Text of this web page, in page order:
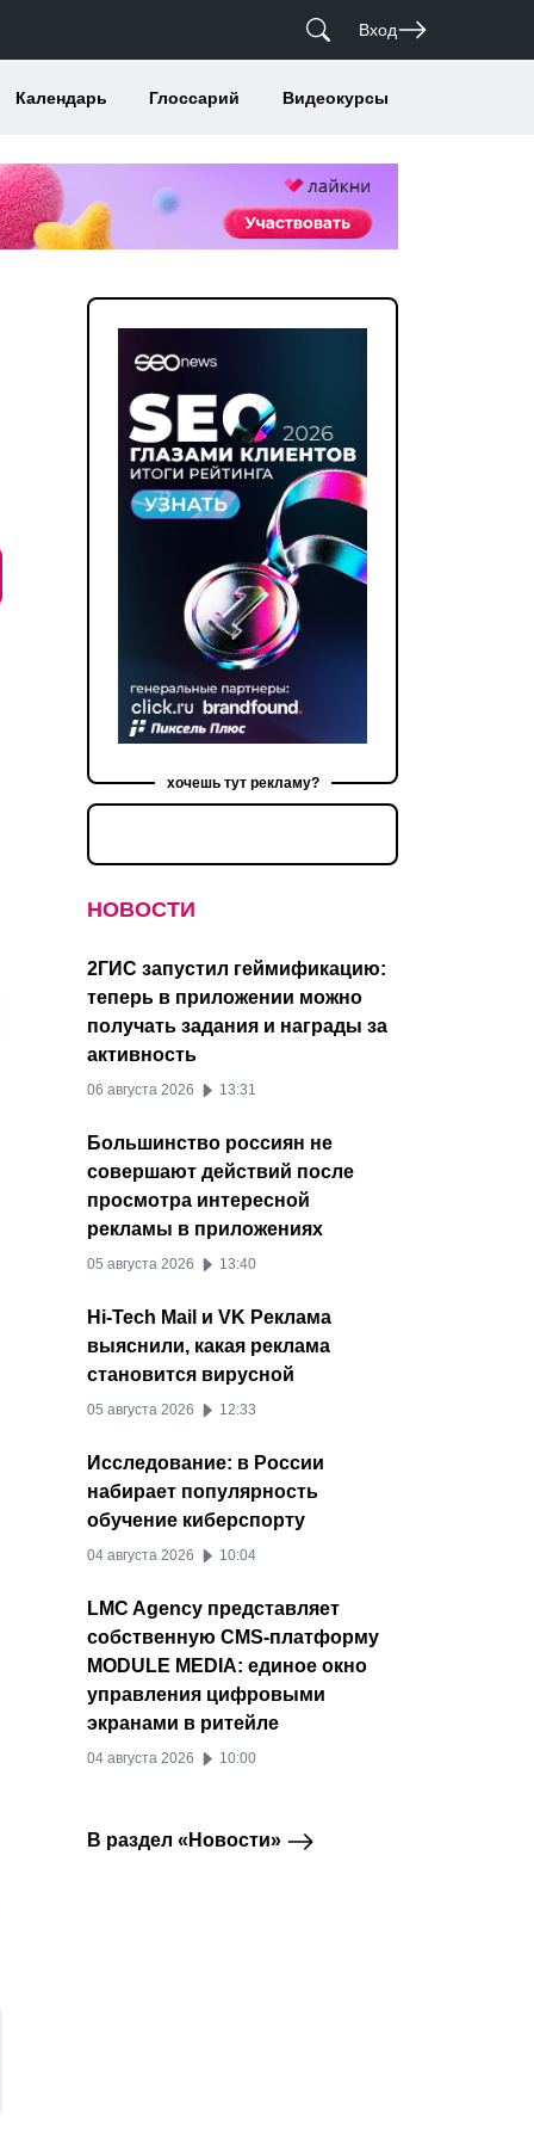
Вход
Календарь Глоссарий Видеокурсы
хочешь тут рекламу?
НОВОСТИ
2ГИС запустил геймификацию:
теперь в приложении можно
получать задания и награды за
активность
06 августа 2026 13:31
Большинство россиян не
совершают действий после
просмотра интересной
рекламы в приложениях
05 августа 2026 13:40
Hi-Tech Mail и VK Реклама
выяснили, какая реклама
становится вирусной
05 августа 2026 12:33
Исследование: в России
набирает популярность
обучение киберспорту
04 августа 2026 10:04
LMC Agency представляет
собственную CMS-платформу
MODULE MEDIA: единое окно
управления цифровыми
экранами в ритейле
04 августа 2026 10:00
В раздел «Новости»